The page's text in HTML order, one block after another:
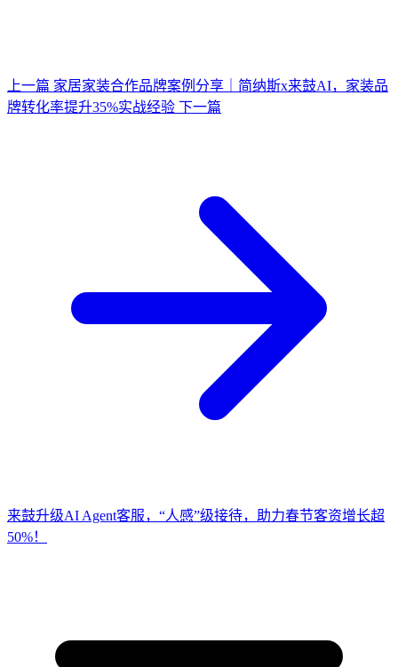
上一篇 家居家装合作品牌案例分享｜简纳斯x来鼓AI，家装品
牌转化率提升35%实战经验 下一篇
来鼓升级AI Agent客服，“人感”级接待，助力春节客资增长超
50%！